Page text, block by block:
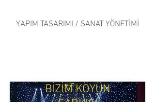
YAPIM TASARIMI / SANAT YÖNETİMİ
BİZİM KÖYÜN